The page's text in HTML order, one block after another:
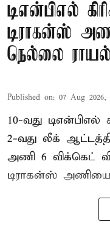
டிஎன்பிஎல்
டிராகன்ஸ்
நெல்லை
Published on: 07 Aug 2026,
10-வது
2-வது லீக்
அணி 6 விக்கெட்
டிராகன்ஸ் அணியை